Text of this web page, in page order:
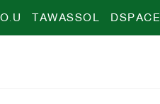
DSPACE
TAWASSOL